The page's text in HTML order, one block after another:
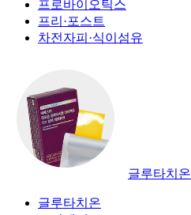
프로바이오틱스
프리·포스트
차전자피·식이섬유
글루타치온
글루타치온